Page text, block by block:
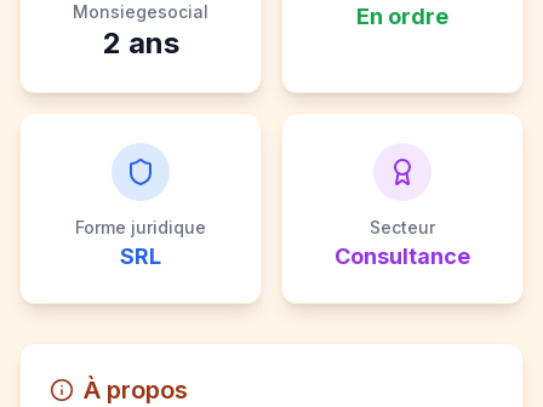
Monsiegesocial
2 ans
En ordre
Forme juridique
SRL
Secteur
Consultance
À propos